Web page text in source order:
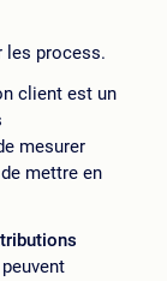
les process.
client est un
mesurer
mettre en